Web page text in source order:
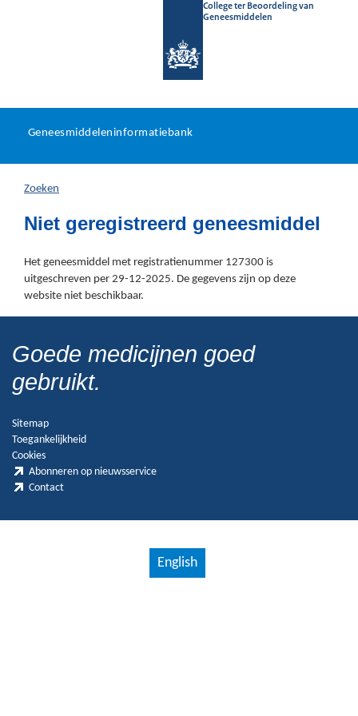
College ter Beoordeling van
Geneesmiddelen
U
hier:
Geneesmiddeleninformatiebank
Zoeken
Niet geregistreerd geneesmiddel
Het geneesmiddel met registratienummer 127300 is
uitgeschreven per 29-12-2025. De gegevens zijn op deze
website niet beschikbaar.
Goede medicijnen goed
gebruikt.
Sitemap
Toegankelijkheid
Cookies
Abonneren op nieuwsservice
Contact
English